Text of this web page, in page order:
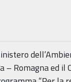
– Romagna ed il